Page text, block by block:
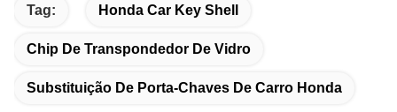
Tag: Honda Car Key Shell
Chip De Transpondedor De Vidro
Substituição De Porta-Chaves De Carro Honda